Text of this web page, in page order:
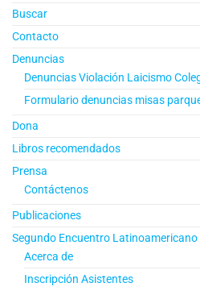
Buscar
Contacto
Denuncias
Denuncias Violación Laicismo
Formulario denuncias misas
Dona
Libros recomendados
Prensa
Contáctenos
Publicaciones
Segundo Encuentro
Acerca de
Inscripción Asistentes